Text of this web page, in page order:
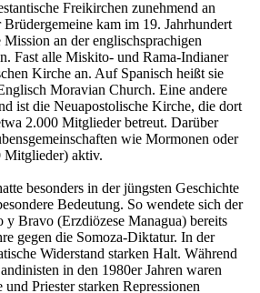
Freikirchen zunehmend an
kam im 19. Jahrhundert
an der englischsprachigen
Fast alle Miskito- und Rama-Indianer
Kirche an. Auf Spanisch heißt sie
Moravian Church. Eine andere
ist die Neuapostolische Kirche, die dort
2.000 Mitglieder betreut. Darüber
wie Mormonen oder
Mitglieder) aktiv.
besonders in der jüngsten Geschichte
Bedeutung. So wendete sich der
y Bravo (Erzdiözese Managua) bereits
gegen die Somoza-Diktatur. In der
Widerstand starken Halt. Während
in den 1980er Jahren waren
Priester starken Repressionen